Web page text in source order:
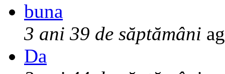
buna
3 ani 39 de săptămâni
Da